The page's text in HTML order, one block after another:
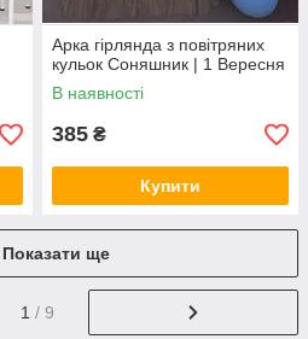
Арка гірлянда з повітряних
кульок Соняшник | 1 Вересня
В наявності
385 ₴
Купити
Показати ще
1 / 9